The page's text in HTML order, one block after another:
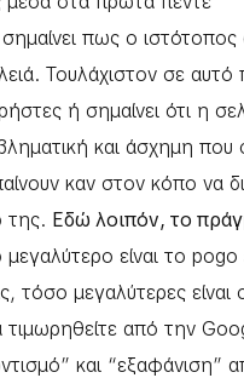
πως ο
Τουλάχιστον σε αυτό
ή σημαίνει ότι η
και άσχημη που
καν στον κόπο να
της. Εδώ λοιπόν, το
είναι το pogo
τόσο μεγαλύτερες είναι
τιμωρηθείτε από την
και “εξαφάνιση”